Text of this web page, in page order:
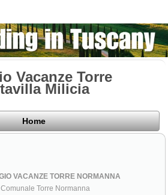
Vacanze Torre
Milicia
Home
VACANZE TORRE NORMANNA
Torre Normanna